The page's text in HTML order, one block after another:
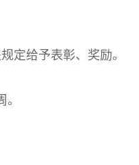
给予表彰、奖励。